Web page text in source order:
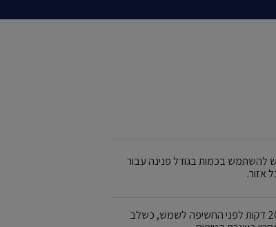
להשתמש בכמות בגודל פנינה עבור
אזור.
20 דקות לפני החשיפה לשמש, כשלב